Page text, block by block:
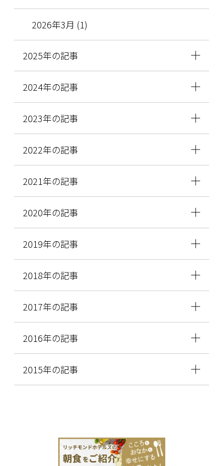
2026年3月 (1)
2025年の記事
2024年の記事
2023年の記事
2022年の記事
2021年の記事
2020年の記事
2019年の記事
2018年の記事
2017年の記事
2016年の記事
2015年の記事